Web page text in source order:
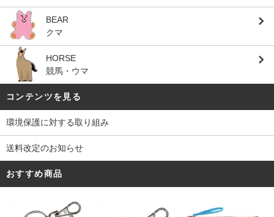
BEAR
クマ
HORSE
競馬・ウマ
コンテンツを見る
環境保護に対する取り組み
送料改定のお知らせ
おすすめ商品